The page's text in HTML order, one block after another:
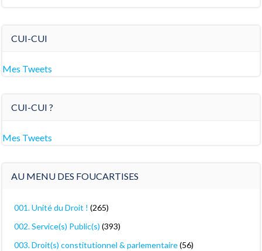
CUI-CUI
Mes Tweets
CUI-CUI ?
Mes Tweets
AU MENU DES FOUCARTISES
001. Unité du Droit ! (265)
002. Service(s) Public(s) (393)
003. Droit(s) constitutionnel & parlementaire(56)